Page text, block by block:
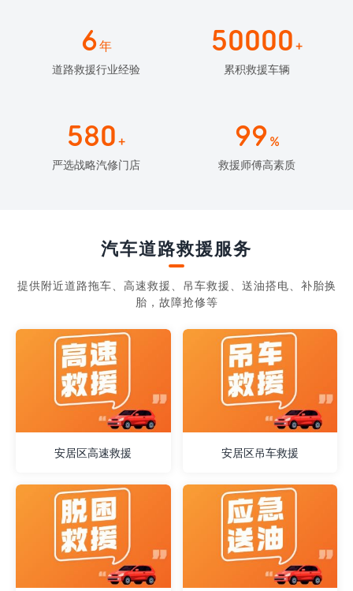
6年
道路救援行业经验
50000 +
累积救援车辆
580 +
严选战略汽修门店
99 %
救援师傅高素质
汽车道路救援服务
提供附近道路拖车、高速救援、吊车救援、送油搭电、补胎换
胎，故障抢修等
安居区高速救援 安居区吊车救援